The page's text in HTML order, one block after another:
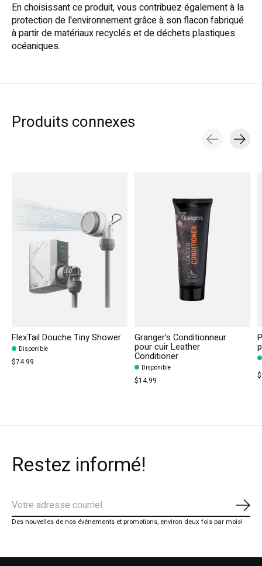
En choisissant ce produit, vous contribuez également à la
protection de l'environnement grâce à son flacon fabriqué
à partir de matériaux recyclés et de déchets plastiques
océaniques.
Produits connexes
FlexTail Douche Tiny Shower
Disponible
$74.99
Granger's Conditionneur
pour cuir Leather
Conditioner
Disponible
$14.99
Restez informé!
Des nouvelles de nos événements et promotions, environ deux fois par mois!